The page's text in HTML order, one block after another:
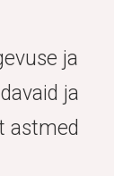
ja
ja
astmed